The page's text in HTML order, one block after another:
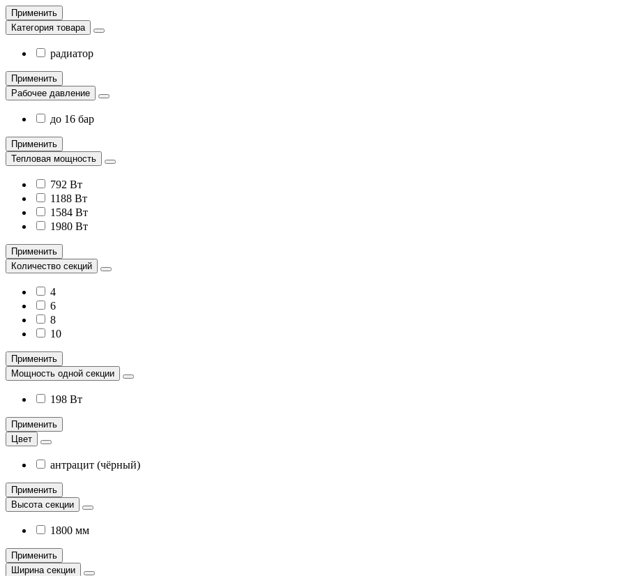
Применить
Категория товара
радиатор
Применить
Рабочее давление
до 16 бар
Применить
Тепловая мощность
792 Вт
1188 Вт
1584 Вт
1980 Вт
Применить
Количество секций
4
6
8
10
Применить
Мощность одной секции
198 Вт
Применить
Цвет
антрацит (чёрный)
Применить
Высота секции
1800 мм
Применить
Ширина секции